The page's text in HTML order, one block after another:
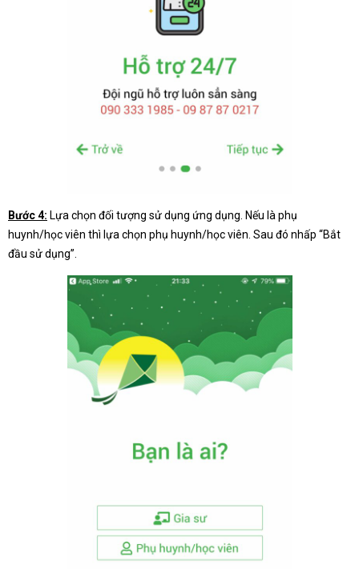
Bước 4: Lựa chọn đối tượng sử dụng ứng dụng. Nếu là phụ
huynh/học viên thì lựa chọn phụ huynh/học viên. Sau đó nhấp “Bắt
đầu sử dụng”.